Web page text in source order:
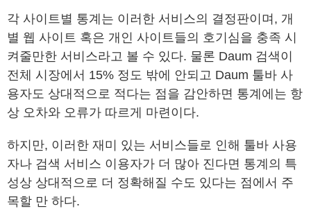
각 사이트별 통계는 이러한 서비스의 결정판이며, 개
별 웹 사이트 혹은 개인 사이트들의 호기심을 충족 시
켜줄만한 서비스라고 볼 수 있다. 물론 Daum 검색이
전체 시장에서 15% 정도 밖에 안되고 Daum 툴바 사
용자도 상대적으로 적다는 점을 감안하면 통계에는 항
상 오차와 오류가 따르게 마련이다.
하지만, 이러한 재미 있는 서비스들로 인해 툴바 사용
자나 검색 서비스 이용자가 더 많아 진다면 통계의 특
성상 상대적으로 더 정확해질 수도 있다는 점에서 주
목할 만 하다.